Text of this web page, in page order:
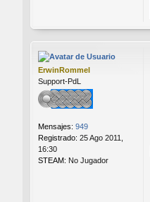
ErwinRommel
Support-PdL
Mensajes: 949
Registrado: 25 Ago 2011,
16:30
STEAM: No Jugador